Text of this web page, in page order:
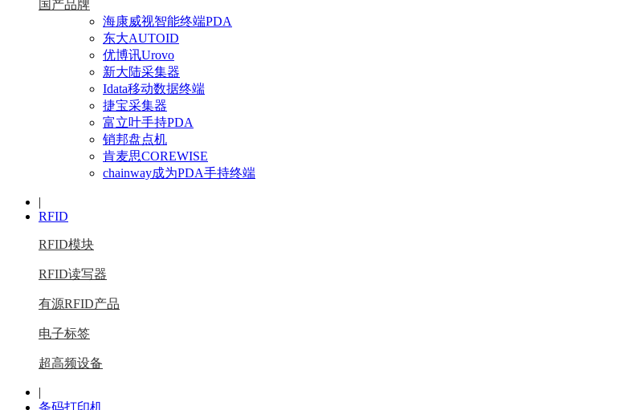
国产品牌
海康威视智能终端PDA
东大AUTOID
优博讯Urovo
新大陆采集器
Idata移动数据终端
捷宝采集器
富立叶手持PDA
销邦盘点机
肯麦思COREWISE
chainway成为PDA手持终端
|
RFID
RFID模块
RFID读写器
有源RFID产品
电子标签
超高频设备
|
条码打印机